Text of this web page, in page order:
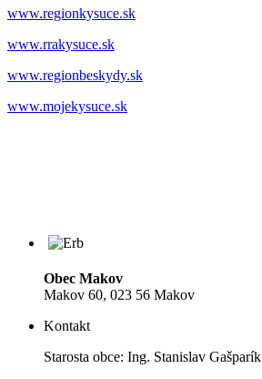
www.regionkysuce.sk
www.rrakysuce.sk
www.regionbeskydy.sk
www.mojekysuce.sk
Obec Makov
Makov 60, 023 56 Makov
Kontakt
Starosta obce: Ing. Stanislav Gašparík